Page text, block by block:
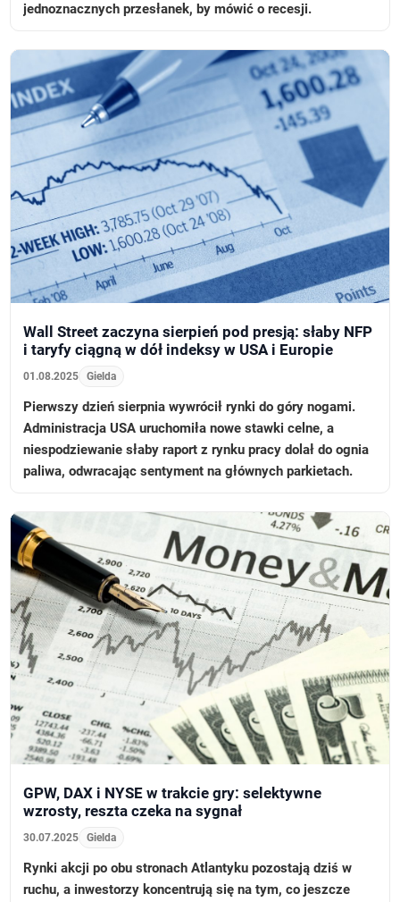
jednoznacznych przesłanek, by mówić o recesji.
Wall Street zaczyna sierpień pod presją: słaby NFP
i taryfy ciągną w dół indeksy w USA i Europie
01.08.2025 Gielda
Pierwszy dzień sierpnia wywrócił rynki do góry nogami.
Administracja USA uruchomiła nowe stawki celne, a
niespodziewanie słaby raport z rynku pracy dolał do ognia
paliwa, odwracając sentyment na głównych parkietach.
GPW, DAX i NYSE w trakcie gry: selektywne
wzrosty, reszta czeka na sygnał
30.07.2025 Gielda
Rynki akcji po obu stronach Atlantyku pozostają dziś w
ruchu, a inwestorzy koncentrują się na tym, co jeszcze